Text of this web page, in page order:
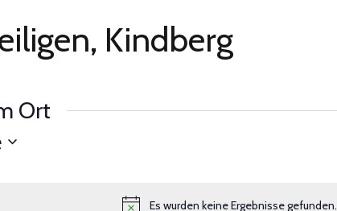
Kindberg
Ort
Es wurden keine Ergebnisse gefunden.